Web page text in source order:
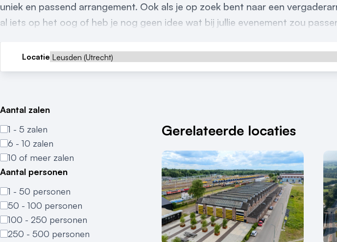
uniek en passend arrangement. Ook als je op zoek bent naar een
al iets op het oog of heb je nog geen idee wat bij jullie evenement zou
Locatie
Aantal zalen
1 - 5 zalen
6 - 10 zalen
10 of meer zalen
Aantal personen
1 - 50 personen
50 - 100 personen
100 - 250 personen
250 - 500 personen
Gerelateerde locaties